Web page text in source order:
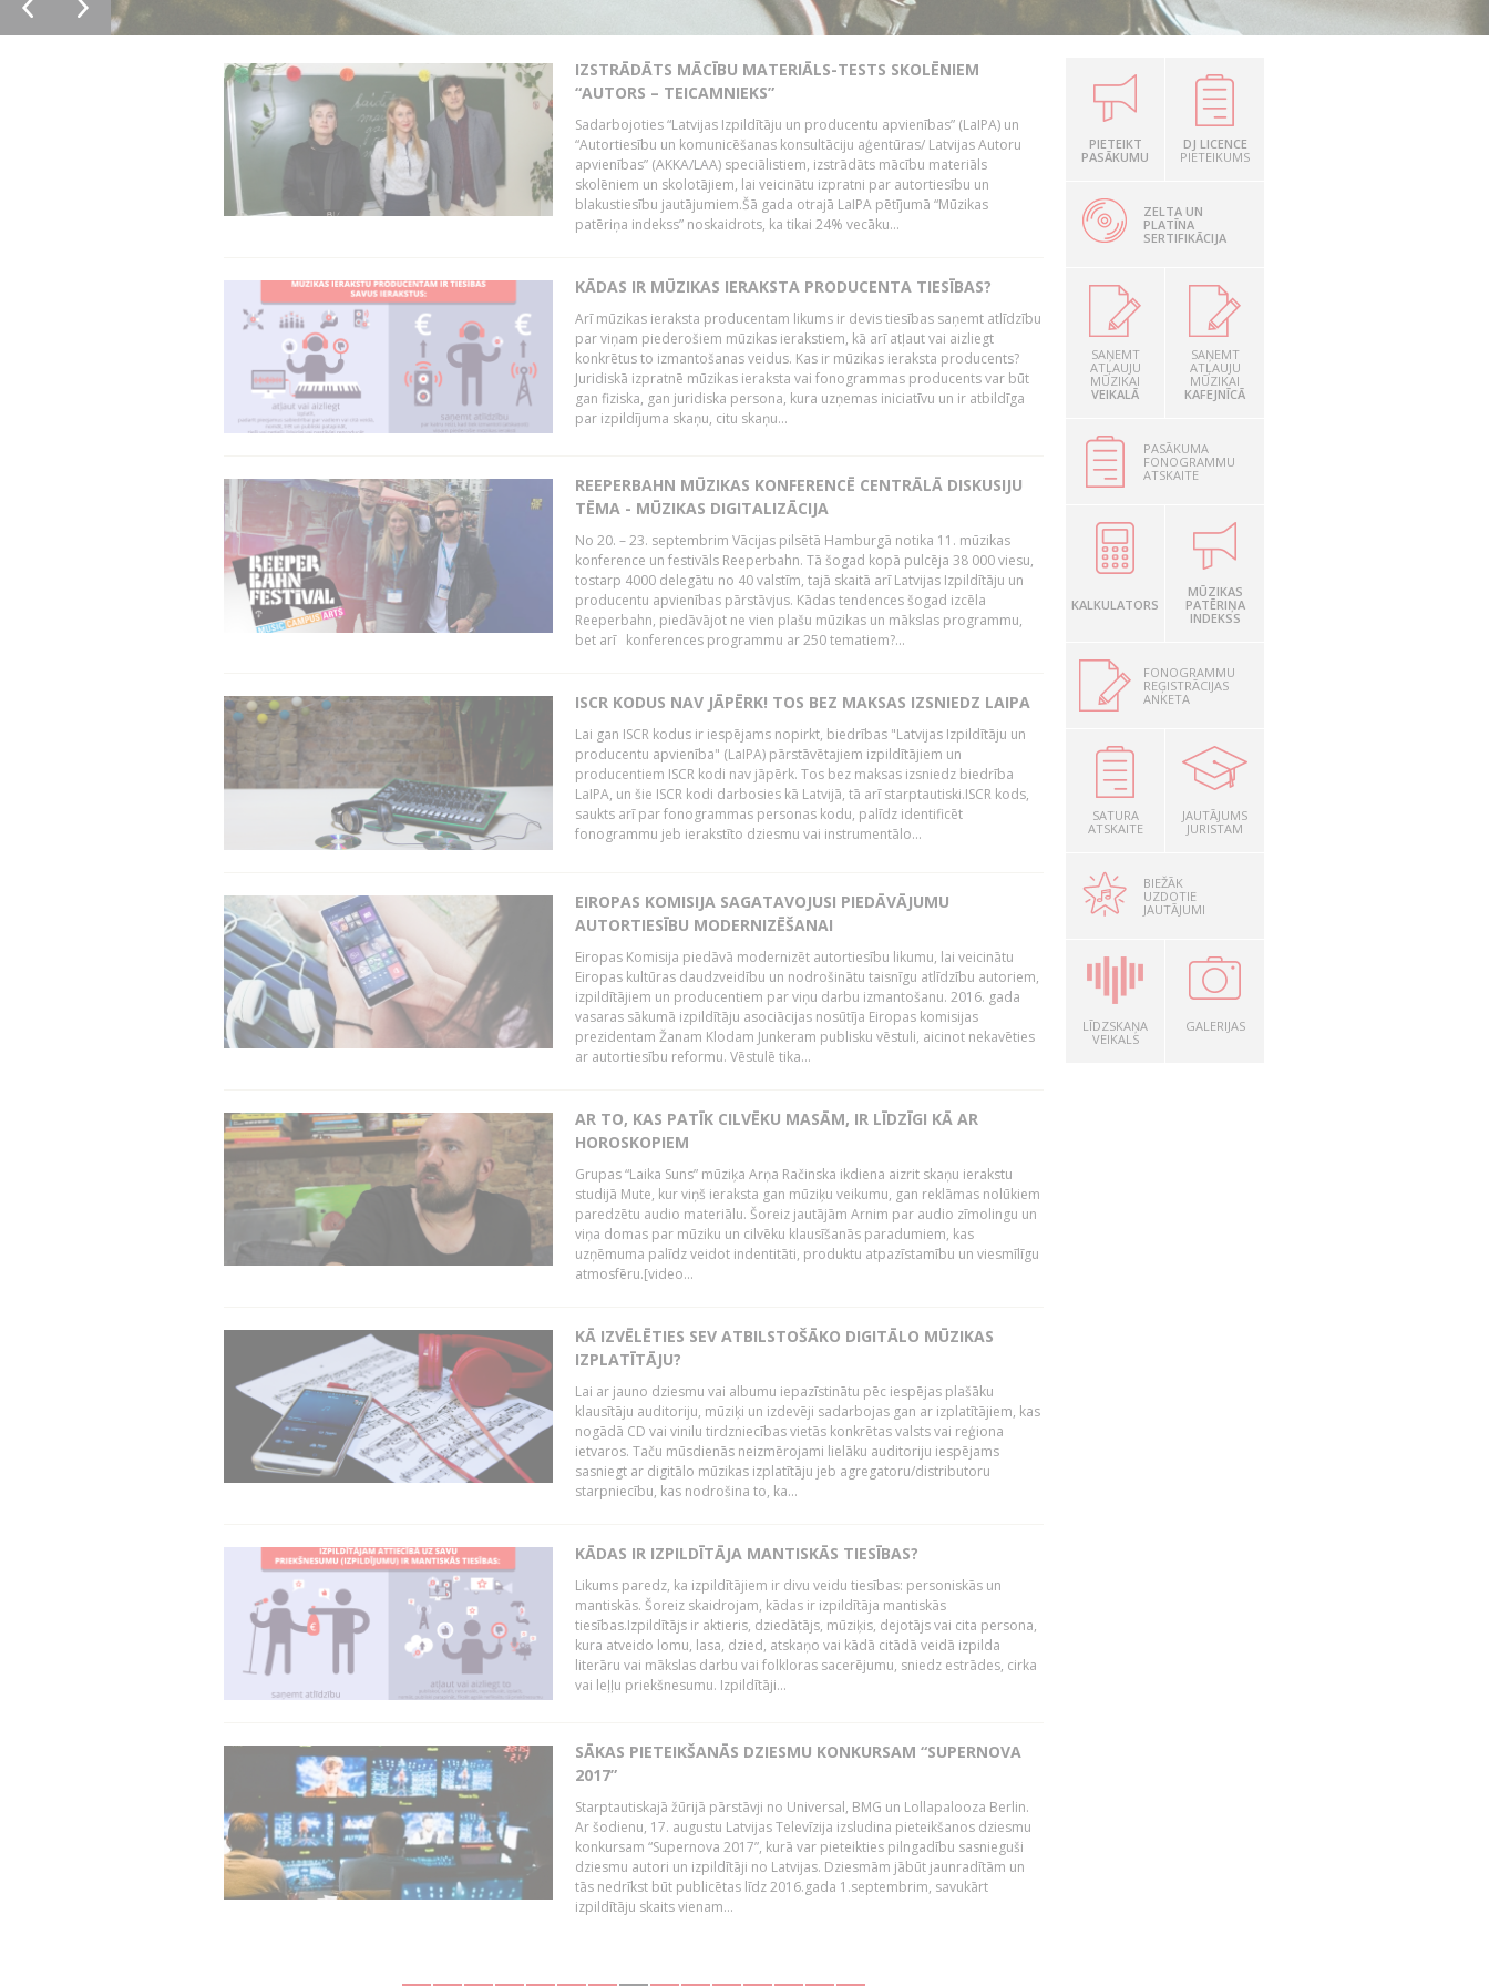
IZSTRĀDĀTS MĀCĪBU MATERIĀLS-TESTS SKOLĒNIEM
“AUTORS – TEICAMNIEKS”
Sadarbojoties “Latvijas Izpildītāju un producentu apvienības” (LaIPA) un
“Autortiesību un komunicēšanas konsultāciju aģentūras/ Latvijas Autoru
apvienības” (AKKA/LAA) speciālistiem, izstrādāts mācību materiāls
skolēniem un skolotājiem, lai veicinātu izpratni par autortiesību un
blakustiesību jautājumiem.Šā gada otrajā LaIPA pētījumā “Mūzikas
patēriņa indekss” noskaidrots, ka tikai 24% vecāku...
KĀDAS IR MŪZIKAS IERAKSTA PRODUCENTA TIESĪBAS?
Arī mūzikas ieraksta producentam likums ir devis tiesības saņemt atlīdzību
par viņam piederošiem mūzikas ierakstiem, kā arī atļaut vai aizliegt
konkrētus to izmantošanas veidus. Kas ir mūzikas ieraksta producents?
Juridiskā izpratnē mūzikas ieraksta vai fonogrammas producents var būt
gan fiziska, gan juridiska persona, kura uzņemas iniciatīvu un ir atbildīga
par izpildījuma skaņu, citu skaņu...
REEPERBAHN MŪZIKAS KONFERENCĒ CENTRĀLĀ DISKUSIJU
TĒMA - MŪZIKAS DIGITALIZĀCIJA
No 20. – 23. septembrim Vācijas pilsētā Hamburgā notika 11. mūzikas
konference un festivāls Reeperbahn. Tā šogad kopā pulcēja 38 000 viesu,
tostarp 4000 delegātu no 40 valstīm, tajā skaitā arī Latvijas Izpildītāju un
producentu apvienības pārstāvjus. Kādas tendences šogad izcēla
Reeperbahn, piedāvājot ne vien plašu mūzikas un mākslas programmu,
bet arī konferences programmu ar 250 tematiem?...
ISCR KODUS NAV JĀPĒRK! TOS BEZ MAKSAS IZSNIEDZ LAIPA
Lai gan ISCR kodus ir iespējams nopirkt, biedrības "Latvijas Izpildītāju un
producentu apvienība" (LaIPA) pārstāvētajiem izpildītājiem un
producentiem ISCR kodi nav jāpērk. Tos bez maksas izsniedz biedrība
LaIPA, un šie ISCR kodi darbosies kā Latvijā, tā arī starptautiski.ISCR kods,
saukts arī par fonogrammas personas kodu, palīdz identificēt
fonogrammu jeb ierakstīto dziesmu vai instrumentālo...
EIROPAS KOMISIJA SAGATAVOJUSI PIEDĀVĀJUMU
AUTORTIESĪBU MODERNIZĒŠANAI
Eiropas Komisija piedāvā modernizēt autortiesību likumu, lai veicinātu
Eiropas kultūras daudzveidību un nodrošinātu taisnīgu atlīdzību autoriem,
izpildītājiem un producentiem par viņu darbu izmantošanu. 2016. gada
vasaras sākumā izpildītāju asociācijas nosūtīja Eiropas komisijas
prezidentam Žanam Klodam Junkeram publisku vēstuli, aicinot nekavēties
ar autortiesību reformu. Vēstulē tika...
AR TO, KAS PATĪK CILVĒKU MASĀM, IR LĪDZĪGI KĀ AR
HOROSKOPIEM
Grupas “Laika Suns” mūziķa Arņa Račinska ikdiena aizrit skaņu ierakstu
studijā Mute, kur viņš ieraksta gan mūziķu veikumu, gan reklāmas nolūkiem
paredzētu audio materiālu. Šoreiz jautājām Arnim par audio zīmolingu un
viņa domas par mūziku un cilvēku klausīšanās paradumiem, kas
uzņēmuma palīdz veidot indentitāti, produktu atpazīstamību un viesmīlīgu
atmosfēru.[video...
KĀ IZVĒLĒTIES SEV ATBILSTOŠĀKO DIGITĀLO MŪZIKAS
IZPLATĪTĀJU?
Lai ar jauno dziesmu vai albumu iepazīstinātu pēc iespējas plašāku
klausītāju auditoriju, mūziķi un izdevēji sadarbojas gan ar izplatītājiem, kas
nogādā CD vai vinilu tirdzniecības vietās konkrētas valsts vai reģiona
ietvaros. Taču mūsdienās neizmērojami lielāku auditoriju iespējams
sasniegt ar digitālo mūzikas izplatītāju jeb agregatoru/distributoru
starpniecību, kas nodrošina to, ka...
KĀDAS IR IZPILDĪTĀJA MANTISKĀS TIESĪBAS?
Likums paredz, ka izpildītājiem ir divu veidu tiesības: personiskās un
mantiskās. Šoreiz skaidrojam, kādas ir izpildītāja mantiskās
tiesības.Izpildītājs ir aktieris, dziedātājs, mūziķis, dejotājs vai cita persona,
kura atveido lomu, lasa, dzied, atskaņo vai kādā citādā veidā izpilda
literāru vai mākslas darbu vai folkloras sacerējumu, sniedz estrādes, cirka
vai leļļu priekšnesumu. Izpildītāji...
SĀKAS PIETEIKŠANĀS DZIESMU KONKURSAM “SUPERNOVA
2017”
Starptautiskajā žūrijā pārstāvji no Universal, BMG un Lollapalooza Berlin.
Ar šodienu, 17. augustu Latvijas Televīzija izsludina pieteikšanos dziesmu
konkursam “Supernova 2017”, kurā var pieteikties pilngadību sasnieguši
dziesmu autori un izpildītāji no Latvijas. Dziesmām jābūt jaunradītām un
tās nedrīkst būt publicētas līdz 2016.gada 1.septembrim, savukārt
izpildītāju skaits vienam...
PIETEIKT
PASĀKUMU
DJ LICENCE
PIETEIKUMS
ZELTA UN
PLATĪNA
SERTIFIKĀCIJA
SAŅEMT
ATĻAUJU
MŪZIKAI
VEIKALĀ
SAŅEMT
ATĻAUJU
MŪZIKAI
KAFEJNĪCĀ
PASĀKUMA
FONOGRAMMU
ATSKAITE
KALKULATORS
MŪZIKAS
PATĒRIŅA
INDEKSS
FONOGRAMMU
REĢISTRĀCIJAS
ANKETA
SATURA
ATSKAITE
JAUTĀJUMS
JURISTAM
BIEŽĀK
UZDOTIE
JAUTĀJUMI
LĪDZSKAŅA
VEIKALS
GALERIJAS